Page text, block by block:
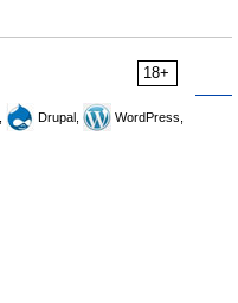
18+
Drupal,
WordPress,